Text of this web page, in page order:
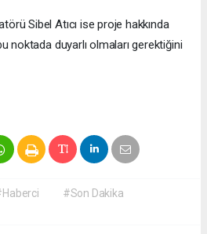
Sibel Atıcı ise proje hakkında
noktada duyarlı olmaları gerektiğini
#Son Dakika